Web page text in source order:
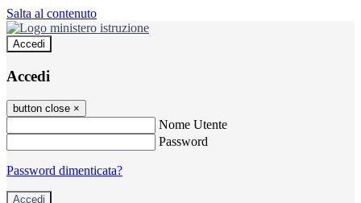
Salta al contenuto
Accedi
Accedi
button close ×
Nome Utente
Password
Password dimenticata?